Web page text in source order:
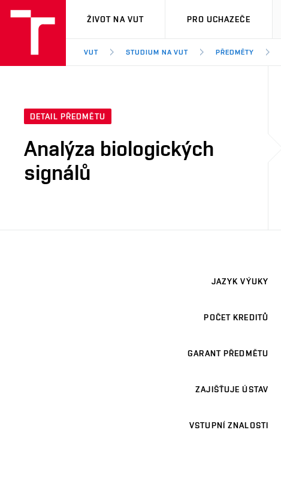
VUT
ŽIVOT NA VUT PRO UCHAZEČE
VUT STUDIUM NA VUT PŘEDMĚTY
DETAIL PŘEDMĚTU
Analýza biologických
signálů
JAZYK VÝUKY
POČET KREDITŮ
GARANT PŘEDMĚTU
ZAJIŠŤUJE ÚSTAV
VSTUPNÍ ZNALOSTI